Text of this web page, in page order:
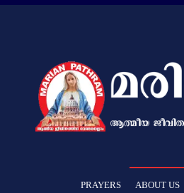
PRAYERS ABOUT US